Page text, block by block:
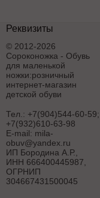
Реквизиты
© 2012-2026
Сороконожка - Обувь
для маленькой
ножки:розничный
интернет-магазин
детской обуви
Тел.: +7(904)544-60-59;
+7(932)610-63-98
E-mail: mila-
obuv@yandex.ru
ИП Бородина А.Р.
ИНН 666400445987,
ОГРНИП
304667431500045